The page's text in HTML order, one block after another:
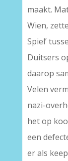
maakt.
Wien,
Spiel’
Duitsers
daarop
Velen
nazi-
het op
een
er als